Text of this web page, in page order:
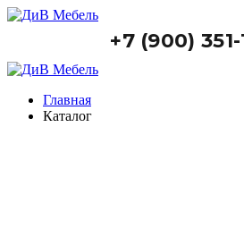
+7 (900) 351-
Главная
Каталог